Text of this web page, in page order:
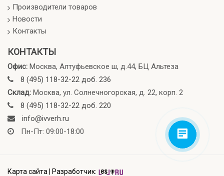
Производители товаров
Новости
Контакты
КОНТАКТЫ
Офис: Москва, Алтуфьевское ш, д.44, БЦ Альтеза
8 (495) 118-32-22 доб. 236
Склад: Москва, ул. Солнечногорская, д. 22, корп. 2
8 (495) 118-32-22 доб. 220
info@ivverh.ru
Пн-Пт: 09:00-18:00
Карта сайта Разработчик: